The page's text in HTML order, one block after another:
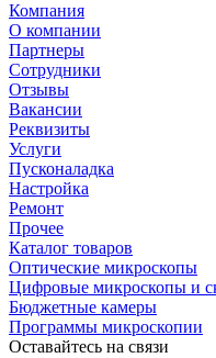
Компания
О компании
Партнеры
Сотрудники
Отзывы
Вакансии
Реквизиты
Услуги
Пусконаладка
Настройка
Ремонт
Прочее
Каталог товаров
Оптические микроскопы
Цифровые микроскопы и
Бюджетные камеры
Программы микроскопии
Оставайтесь на связи